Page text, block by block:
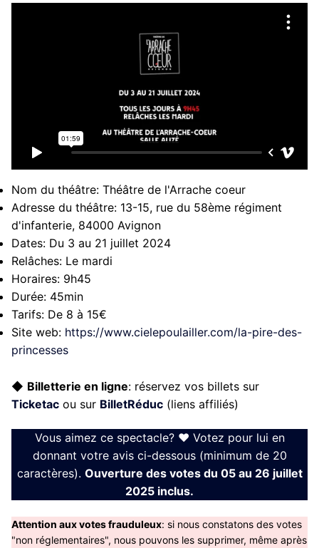
Nom du théâtre: Théâtre de l'Arrache coeur
Adresse du théâtre: 13-15, rue du 58ème régiment
d'infanterie, 84000 Avignon
Dates: Du 3 au 21 juillet 2024
Relâches: Le mardi
Horaires: 9h45
Durée: 45min
Tarifs: De 8 à 15€
Site web: https://www.cielepoulailler.com/la-pire-des-
princesses
◆ Billetterie en ligne: réservez vos billets sur
Ticketac ou sur BilletRéduc (liens affiliés)
Vous aimez ce spectacle? ❤ Votez pour lui en
donnant votre avis ci-dessous (minimum de 20
caractères). Ouverture des votes du 05 au 26 juillet
2025 inclus.
Attention aux votes frauduleux: si nous constatons des votes
"non réglementaires", nous pouvons les supprimer, même après